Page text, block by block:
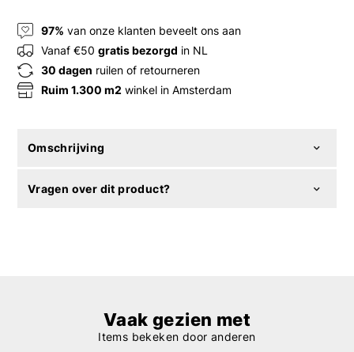
97% van onze klanten beveelt ons aan
Vanaf €50gratis bezorgd in NL
30 dagen ruilen of retourneren
Ruim 1.300 m2 winkel in Amsterdam
Omschrijving
Vragen over dit product?
Vaak gezien met
Items bekeken door anderen